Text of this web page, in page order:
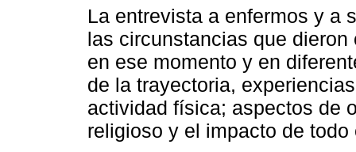
La entrevista a enfermos y a
las circunstancias que
en ese momento y en
de la trayectoria,
actividad física; aspectos de
religioso y el impacto de